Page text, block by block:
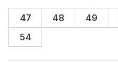
47 48 49
54